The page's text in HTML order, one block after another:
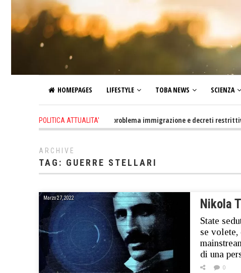
HOMEPAGES LIFESTYLE TOBA NEWS SCIENZA
POLITICA ATTUALITA'
22 hours ago - Altro che problema immigrazione e decreti restrittivi
ARCHIVE
TAG: GUERRE STELLARI
Marzo 27, 2022 Nikola
State
se
di una
0